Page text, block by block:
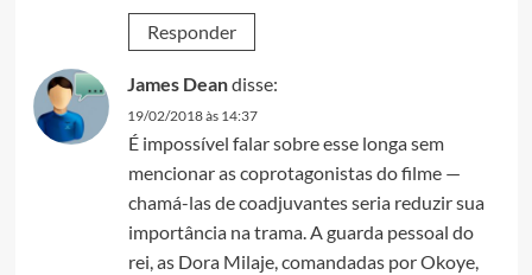
Responder
James Deandisse:
19/02/2018 às 14:37
É impossível falar sobre esse longa sem
mencionar as coprotagonistas do filme —
chamá-las de coadjuvantes seria reduzir sua
importância na trama. A guarda pessoal do
rei, as Dora Milaje, comandadas por Okoye,